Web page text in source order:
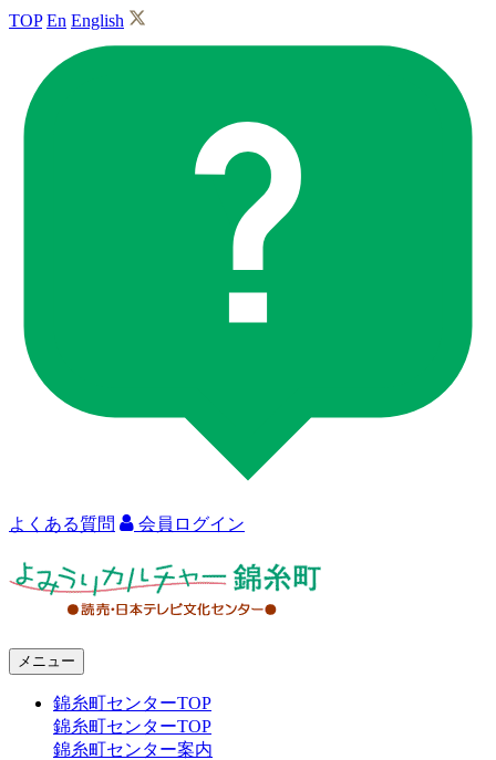
TOP En English
よくある質問 会員ログイン
メニュー
錦糸町センターTOP
錦糸町センターTOP
錦糸町センター案内